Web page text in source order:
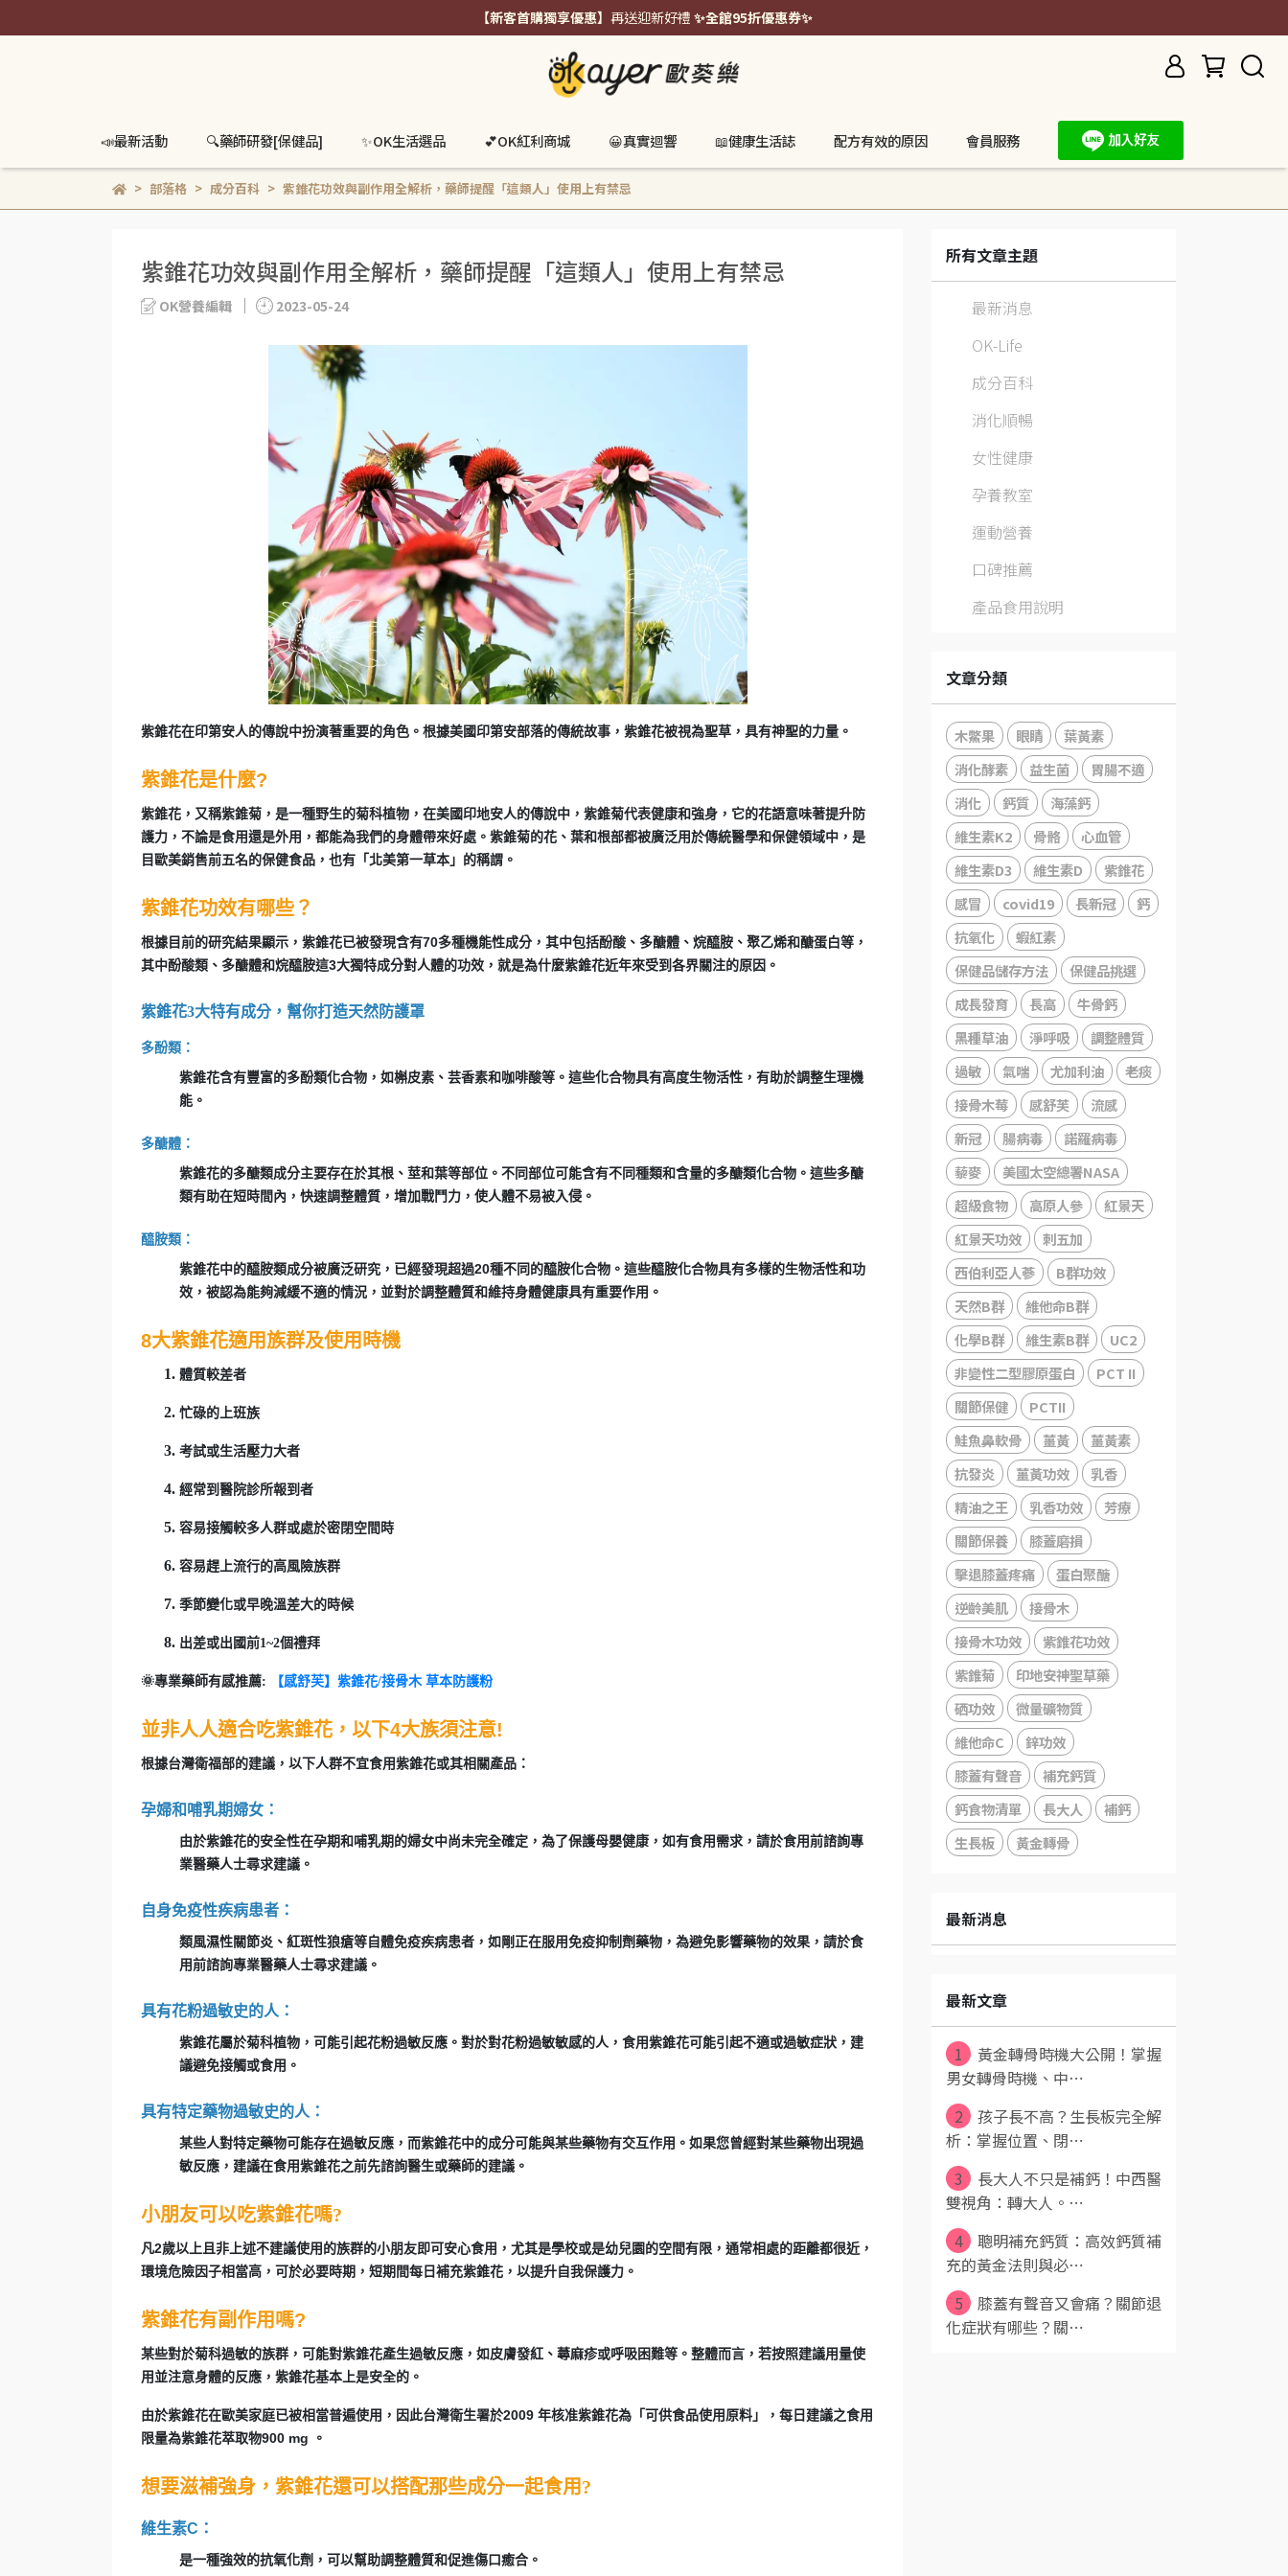
【新客首購獨享優惠】 再送迎新好禮 ✨全館95折優惠券✨
📣最新活動 🔍️藥師研發[保健品] ✨OK生活選品 💕OK紅利商城 😀真實迴響 📖健康生活誌 配方有效的原因 會員服務
部落格 成分百科 紫錐花功效與副作用全解析，藥師提醒「這類人」使用上有禁忌
紫錐花功效與副作用全解析，藥師提醒「這類人」使用上有禁忌
OK營養編輯 2023-05-24
紫錐花在印第安人的傳說中扮演著重要的角色。根據美國印第安部落的傳統故事，紫錐花被視為聖草，具有神聖的力量。
紫錐花是什麼?
紫錐花，又稱紫錐菊，是一種野生的菊科植物，在美國印地安人的傳說中，紫錐菊代表健康和強身，它的花語意味著提升防
護力，不論是食用還是外用，都能為我們的身體帶來好處。紫錐菊的花、葉和根部都被廣泛用於傳統醫學和保健領域中，是
目歐美銷售前五名的保健食品，也有「北美第一草本」的稱謂。
紫錐花功效有哪些？
根據目前的研究結果顯示，紫錐花已被發現含有70多種機能性成分，其中包括酚酸、多醣體、烷醯胺、聚乙烯和醣蛋白等，
其中酚酸類、多醣體和烷醯胺這3大獨特成分對人體的功效，就是為什麼紫錐花近年來受到各界關注的原因。
紫錐花3大特有成分，幫你打造天然防護罩
多酚類：
紫錐花含有豐富的多酚類化合物，如槲皮素、芸香素和咖啡酸等。這些化合物具有高度生物活性，有助於調整生理機
能。
多醣體：
紫錐花的多醣類成分主要存在於其根、莖和葉等部位。不同部位可能含有不同種類和含量的多醣類化合物。這些多醣
類有助在短時間內，快速調整體質，增加戰鬥力，使人體不易被入侵。
醯胺類：
紫錐花中的醯胺類成分被廣泛研究，已經發現超過20種不同的醯胺化合物。這些醯胺化合物具有多樣的生物活性和功
效，被認為能夠減緩不適的情況，並對於調整體質和維持身體健康具有重要作用。
8大紫錐花適用族群及使用時機
體質較差者
忙碌的上班族
考試或生活壓力大者
經常到醫院診所報到者
容易接觸較多人群或處於密閉空間時
容易趕上流行的高風險族群
季節變化或早晚溫差大的時候
出差或出國前1~2個禮拜
🌞專業藥師有感推薦: 【感舒芙】紫錐花/接骨木 草本防護粉
並非人人適合吃紫錐花，以下4大族須注意!
根據台灣衛福部的建議，以下人群不宜食用紫錐花或其相關產品：
孕婦和哺乳期婦女：
由於紫錐花的安全性在孕期和哺乳期的婦女中尚未完全確定，為了保護母嬰健康，如有食用需求，請於食用前諮詢專
業醫藥人士尋求建議。
自身免疫性疾病患者：
類風濕性關節炎、紅斑性狼瘡等自體免疫疾病患者，如剛正在服用免疫抑制劑藥物，為避免影響藥物的效果，請於食
用前諮詢專業醫藥人士尋求建議。
具有花粉過敏史的人：
紫錐花屬於菊科植物，可能引起花粉過敏反應。對於對花粉過敏敏感的人，食用紫錐花可能引起不適或過敏症狀，建
議避免接觸或食用。
具有特定藥物過敏史的人：
某些人對特定藥物可能存在過敏反應，而紫錐花中的成分可能與某些藥物有交互作用。如果您曾經對某些藥物出現過
敏反應，建議在食用紫錐花之前先諮詢醫生或藥師的建議。
小朋友可以吃紫錐花嗎?
凡2歲以上且非上述不建議使用的族群的小朋友即可安心食用，尤其是學校或是幼兒園的空間有限，通常相處的距離都很近，
環境危險因子相當高，可於必要時期，短期間每日補充紫錐花，以提升自我保護力。
紫錐花有副作用嗎?
某些對於菊科過敏的族群，可能對紫錐花產生過敏反應，如皮膚發紅、蕁麻疹或呼吸困難等。整體而言，若按照建議用量使
用並注意身體的反應，紫錐花基本上是安全的。
由於紫錐花在歐美家庭已被相當普遍使用，因此台灣衛生署於2009 年核准紫錐花為「可供食品使用原料」，每日建議之食用
限量為紫錐花萃取物900 mg 。
想要滋補強身，紫錐花還可以搭配那些成分一起食用?
維生素C：
是一種強效的抗氧化劑，可以幫助調整體質和促進傷口癒合。
所有文章主題
最新消息
OK-Life
成分百科
消化順暢
女性健康
孕養教室
運動營養
口碑推薦
產品食用說明
文章分類
木鱉果 眼睛
葉黃素
消化酵素
益生菌
胃腸不適
消化
鈣質
海藻鈣
維生素K2
骨骼
心血管
維生素D3
維生素D
紫錐花
感冒
covid19 長新冠
鈣
抗氧化
蝦紅素
保健品儲存方法
保健品挑選
成長發育
長高
牛骨鈣
黑種草油
淨呼吸
調整體質
過敏
氣喘 尤加利油
老痰
接骨木莓
感舒芙
流感
新冠
腸病毒
諾羅病毒
藜麥
美國太空總署NASA
超級食物
高原人參
紅景天
紅景天功效
刺五加
西伯利亞人蔘
B群功效
天然B群
維他命B群
化學B群
維生素B群
UC2
非變性二型膠原蛋白
PCT II
關節保健
PCTII
鮭魚鼻軟骨
薑黃
薑黃素
抗發炎
薑黃功效
乳香
精油之王
乳香功效
芳療
關節保養
膝蓋磨損
擊退膝蓋疼痛
蛋白聚醣
逆齡美肌
接骨木
接骨木功效
紫錐花功效
紫錐菊
印地安神聖草藥
硒功效
微量礦物質
維他命C
鋅功效
膝蓋有聲音
補充鈣質
鈣食物清單
長大人
補鈣
生長板
黃金轉骨
最新消息
最新文章
1
黃金轉骨時機大公開！掌握
男女轉骨時機、中⋯
2
孩子長不高？生長板完全解
析：掌握位置、閉⋯
3
長大人不只是補鈣！中西醫
雙視角：轉大人。⋯
4
聰明補充鈣質：高效鈣質補
充的黃金法則與必⋯
5
膝蓋有聲音又會痛？關節退
化症狀有哪些？關⋯